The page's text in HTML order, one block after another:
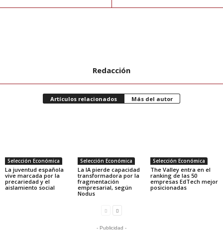
Redacción
Artículos relacionados Más del autor
Selección Económica
La juventud española
vive marcada por la
precariedad y el
aislamiento social
Selección Económica
La IA pierde capacidad
transformadora por la
fragmentación
empresarial, según
Nodus
Selección Económica
The Valley entra en el
ranking de las 50
empresas EdTech mejor
posicionadas
- Publicidad -